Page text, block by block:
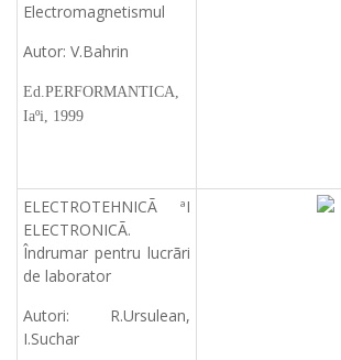
Electromagnetismul
Autor: V.Bahrin
Ed.PERFORMANTICA,
Iaºi, 1999
ELECTROTEHNICÃ ªI
ELECTRONICÃ.
Îndrumar pentru lucrãri
de laborator
Autori: R.Ursulean,
I.Suchar